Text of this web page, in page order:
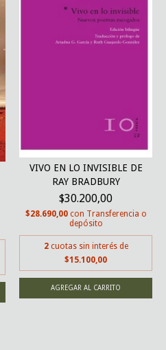
VIVO EN LO INVISIBLE DE
RAY BRADBURY
$30.200,00
$28.690,00 con Transferencia o
depósito
2 cuotas sin interés de
$15.100,00